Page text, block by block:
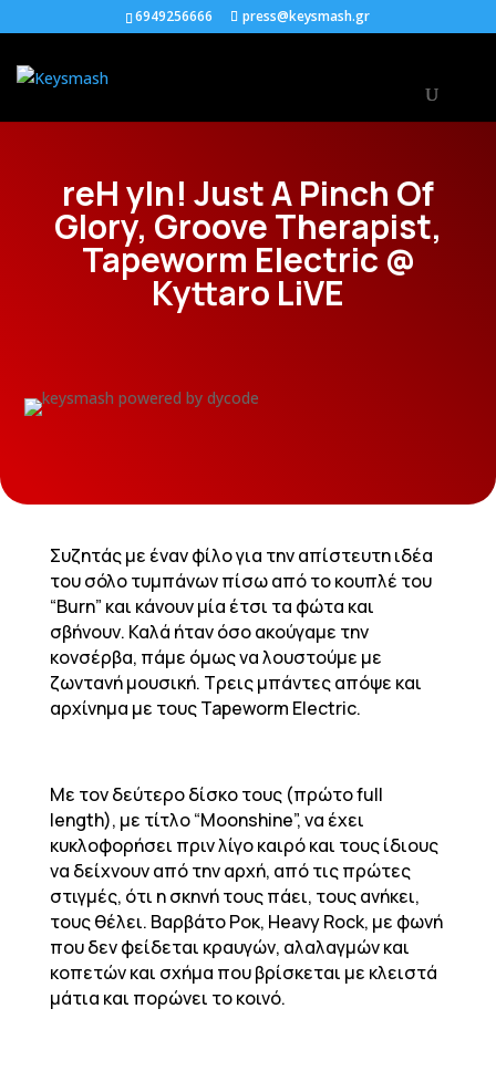
6949256666 press@keysmash.gr
reH yIn! Just A Pinch Of
Glory, Groove Therapist,
Tapeworm Electric @
Kyttaro LiVE
Συζητάς με έναν φίλο για την απίστευτη ιδέα
του σόλο τυμπάνων πίσω από το κουπλέ του
“Burn” και κάνουν μία έτσι τα φώτα και
σβήνουν. Καλά ήταν όσο ακούγαμε την
κονσέρβα, πάμε όμως να λουστούμε με
ζωντανή μουσική. Τρεις μπάντες απόψε και
αρχίνημα με τους Tapeworm Electric.
Με τον δεύτερο δίσκο τους (πρώτο full
length), με τίτλο “Moonshine”, να έχει
κυκλοφορήσει πριν λίγο καιρό και τους ίδιους
να δείχνουν από την αρχή, από τις πρώτες
στιγμές, ότι η σκηνή τους πάει, τους ανήκει,
τους θέλει. Βαρβάτο Ροκ, Heavy Rock, με φωνή
που δεν φείδεται κραυγών, αλαλαγμών και
κοπετών και σχήμα που βρίσκεται με κλειστά
μάτια και πορώνει το κοινό.